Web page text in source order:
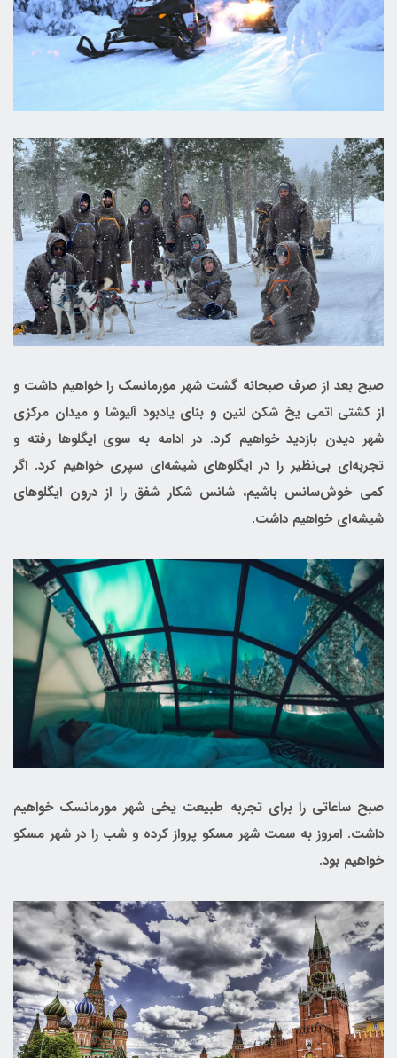
صبح بعد از صرف صبحانه گشت شهر مورمانسک را خواهیم داشت و
از کشتی اتمی یخ شکن لنین و بنای یادبود آلیوشا و میدان مرکزی
شهر دیدن بازدید خواهیم کرد. در ادامه به سوی ایگلوها رفته و
تجربه‌ای بی‌نظیر را در ایگلوهای شیشه‌ای سپری خواهیم کرد. اگر
کمی خوش‌سانس باشیم، شانس شکار شفق را از درون ایگلو‌های
شیشه‌ای خواهیم داشت.
صبح ساعاتی را برای تجربه طبیعت یخی شهر مورمانسک خواهیم
داشت. امروز به سمت شهر مسکو پرواز کرده و شب را در شهر مسکو
خواهیم بود.